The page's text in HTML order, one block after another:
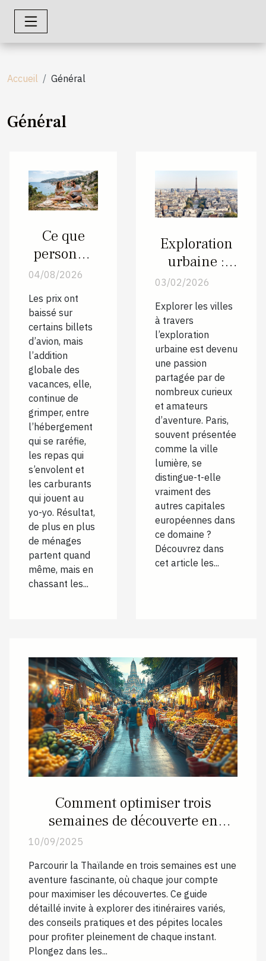
Accueil Général
Général
Ce que
personne
ne vous dit
sur la
façon de
dépenser
moins en
vacances
04/08/2026
Les prix ont
baissé sur
certains billets
d’avion, mais
l’addition
globale des
vacances, elle,
continue de
grimper, entre
l’hébergement
qui se raréfie,
les repas qui
s’envolent et
les carburants
qui jouent au
yo-yo. Résultat,
de plus en plus
de ménages
partent quand
même, mais en
chassant les...
Exploration
urbaine :
comment
Paris se
compare-t-
elle aux
autres
capitales
européennes
?
03/02/2026
Explorer les villes
à travers
l’exploration
urbaine est devenu
une passion
partagée par de
nombreux curieux
et amateurs
d’aventure. Paris,
souvent présentée
comme la ville
lumière, se
distingue-t-elle
vraiment des
autres capitales
européennes dans
ce domaine ?
Découvrez dans
cet article les...
Comment optimiser trois
semaines de découverte en
10/09/2025
Parcourir la Thaïlande en trois semaines est une
aventure fascinante, où chaque jour compte
pour maximiser les découvertes. Ce guide
détaillé invite à explorer des itinéraires variés,
des conseils pratiques et des pépites locales
pour profiter pleinement de chaque instant.
Plongez dans les...